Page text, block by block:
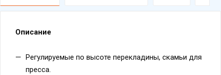
Описание
Регулируемые по высоте перекладины, скамьи для
пресса.